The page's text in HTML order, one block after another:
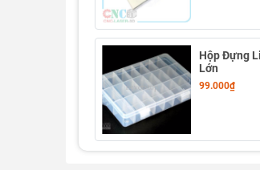
Thông số kỹ thuật Hộp
Hộp Đựng Linh Kiện 36 Ngăn
- Chất liệu: Nhựa
Hộp Đựng
Lớn
99.000₫